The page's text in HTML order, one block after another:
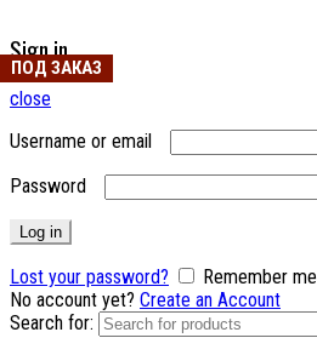
Sign in
close
Username or email
Password
Log in
Lost your password?
Remember me
No account yet? Create an Account
Search for:
ПОД ЗАКАЗ
ПОД ЗАКАЗ
ПОД ЗАКАЗ
ПОД ЗАКАЗ